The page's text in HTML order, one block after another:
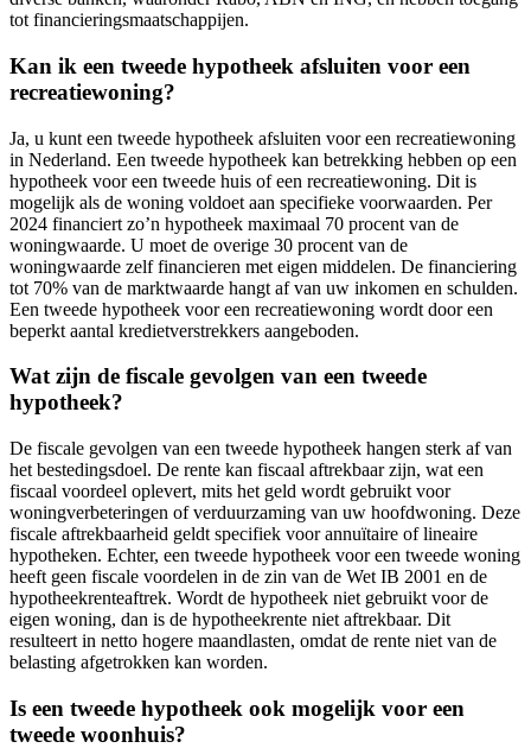
tot financieringsmaatschappijen.
Kan ik een tweede hypotheek afsluiten voor een
recreatiewoning?
Ja, u kunt een tweede hypotheek afsluiten voor een recreatiewoning
in Nederland. Een tweede hypotheek kan betrekking hebben op een
hypotheek voor een tweede huis of een recreatiewoning. Dit is
mogelijk als de woning voldoet aan specifieke voorwaarden. Per
2024 financiert zo’n hypotheek maximaal 70 procent van de
woningwaarde. U moet de overige 30 procent van de
woningwaarde zelf financieren met eigen middelen. De financiering
tot 70% van de marktwaarde hangt af van uw inkomen en schulden.
Een tweede hypotheek voor een recreatiewoning wordt door een
beperkt aantal kredietverstrekkers aangeboden.
Wat zijn de fiscale gevolgen van een tweede
hypotheek?
De fiscale gevolgen van een tweede hypotheek hangen sterk af van
het bestedingsdoel. De rente kan fiscaal aftrekbaar zijn, wat een
fiscaal voordeel oplevert, mits het geld wordt gebruikt voor
woningverbeteringen of verduurzaming van uw hoofdwoning. Deze
fiscale aftrekbaarheid geldt specifiek voor annuïtaire of lineaire
hypotheken. Echter, een tweede hypotheek voor een tweede woning
heeft geen fiscale voordelen in de zin van de Wet IB 2001 en de
hypotheekrenteaftrek. Wordt de hypotheek niet gebruikt voor de
eigen woning, dan is de hypotheekrente niet aftrekbaar. Dit
resulteert in netto hogere maandlasten, omdat de rente niet van de
belasting afgetrokken kan worden.
Is een tweede hypotheek ook mogelijk voor een
tweede woonhuis?